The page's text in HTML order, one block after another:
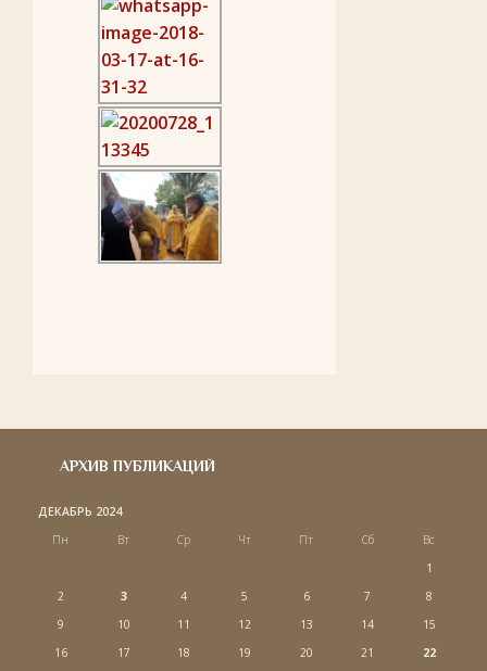
АРХИВ ПУБЛИКАЦИЙ
ДЕКАБРЬ 2024
Пн
Вт Ср Чт Пт Сб
Вс
1
2
3 4 5 6 7
8
9
10 11 12 13 14
15
16
17 18 19 20 21
22